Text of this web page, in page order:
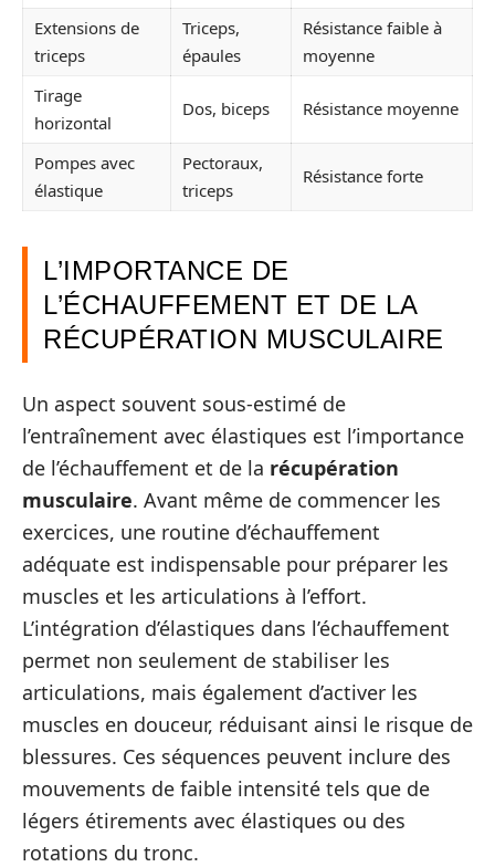
Extensions de
triceps
Triceps,
épaules
Résistance faible à
moyenne
Tirage
horizontal
Dos, biceps Résistance moyenne
Pompes avec
élastique
Pectoraux,
triceps
Résistance forte
L’IMPORTANCE DE
L’ÉCHAUFFEMENT ET DE LA
RÉCUPÉRATION MUSCULAIRE
Un aspect souvent sous-estimé de
l’entraînement avec élastiques est l’importance
de l’échauffement et de la récupération
musculaire. Avant même de commencer les
exercices, une routine d’échauffement
adéquate est indispensable pour préparer les
muscles et les articulations à l’effort.
L’intégration d’élastiques dans l’échauffement
permet non seulement de stabiliser les
articulations, mais également d’activer les
muscles en douceur, réduisant ainsi le risque de
blessures. Ces séquences peuvent inclure des
mouvements de faible intensité tels que de
légers étirements avec élastiques ou des
rotations du tronc.